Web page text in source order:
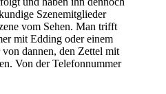
Szenemitglieder
vom Sehen. Man trifft
mit Edding oder einem
dannen, den Zettel mit
Von der Telefonnummer